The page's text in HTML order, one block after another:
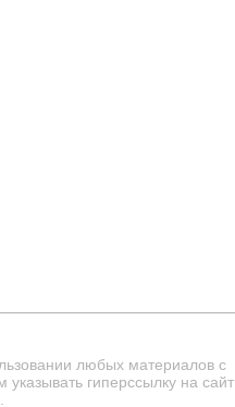
любых материалов с
гиперссылку на сайт